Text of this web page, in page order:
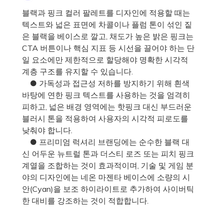
블랙과 핑크 컬러 팔레트를 디자인에 적용할 때는
텍스트와 넓은 표면에 차콜이나 플럼 톤이 섞인 짙
은 블랙을 베이스로 깔고, 채도가 높은 밝은 핑크는
CTA 버튼이나 핵심 지표 등 시선을 끌어야 하는 단
일 요소에만 제한적으로 할당해야 명확한 시각적
계층 구조를 유지할 수 있습니다.
● 가독성과 접근성 저하를 방지하기 위해 흰색
바탕에 연한 핑크 텍스트를 사용하는 것을 엄격히
피하고, 넓은 배경 영역에는 핫핑크 대신 부드러운
블러시 톤을 적용하여 사용자의 시각적 피로도를
낮춰야 합니다.
● 프리미엄 럭셔리 브랜딩에는 순수한 블랙 대
신 어두운 뉴트럴 톤과 더스티 로즈 또는 피치 핑크
계열을 조합하는 것이 효과적이며, 기술 및 게임 분
야의 디자인에는 네온 마젠타 베이스에 소량의 시
안(Cyan)을 보조 하이라이트로 추가하여 사이버틱
한 대비를 강조하는 것이 적합합니다.